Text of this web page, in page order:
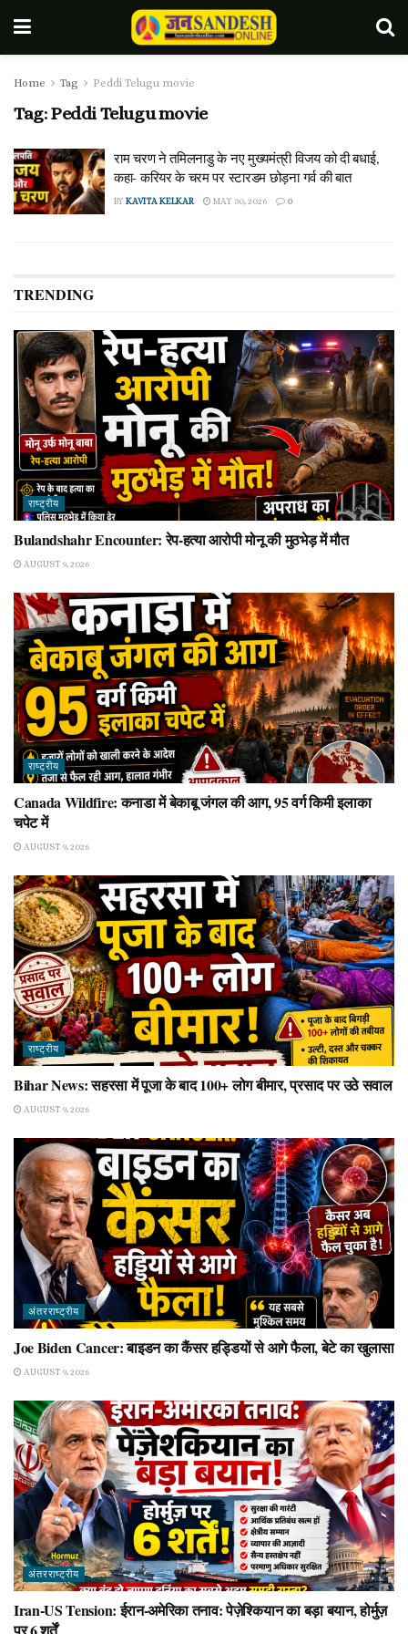
Home Tag Peddi Telugu movie
Tag:Peddi Telugu movie
राम चरण ने तमिलनाडु के नए मुख्यमंत्री विजय को दी बधाई,
कहा- करियर के चरम पर स्टारडम छोड़ना गर्व की बात
BYKAVITA KELKAR MAY 30, 2026 0
TRENDING
राष्ट्रीय
Bulandshahr Encounter: रेप-हत्या आरोपी मोनू की मुठभेड़ में मौत
AUGUST 9, 2026
राष्ट्रीय
Canada Wildfire: कनाडा में बेकाबू जंगल की आग, 95 वर्ग किमी इलाका
चपेट में
AUGUST 9, 2026
राष्ट्रीय
Bihar News: सहरसा में पूजा के बाद 100+ लोग बीमार, प्रसाद पर उठे सवाल
AUGUST 9, 2026
अंतरराष्ट्रीय
Joe Biden Cancer: बाइडन का कैंसर हड्डियों से आगे फैला, बेटे का खुलासा
AUGUST 9, 2026
अंतरराष्ट्रीय
Iran-US Tension: ईरान-अमेरिका तनाव: पेज़ेश्कियान का बड़ा बयान, होर्मुज़
पर 6 शर्तें